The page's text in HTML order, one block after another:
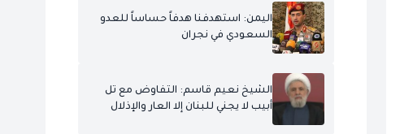
اليمن: استهدفنا هدفاً حساساً للعدو
السعودي في نجران
الشيخ نعيم قاسم: التفاوض مع تل
أبيب لا يجني للبنان إلا العار والإذلال